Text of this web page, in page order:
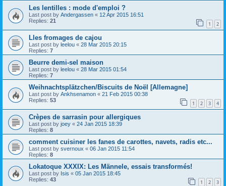
Les lentilles : mode d'emploi ?
Last post by Andergassen « 12 Apr 2015 16:51
Replies: 21 1 2
Lles fromages de cajou
Last post by leelou « 28 Mar 2015 20:15
Replies: 7
Beurre demi-sel maison
Last post by leelou « 28 Mar 2015 01:54
Replies: 7
Weihnachtsplätzchen/Biscuits de Noël [Allemagne]
Last post by Ankhsenamon « 21 Feb 2015 00:38
Replies: 53 1 2 3 4
Crèpes de sarrasin pour allergiques
Last post by joey « 24 Jan 2015 18:39
Replies: 8
comment cuisiner les fanes de carottes, navets, radis etc...
Last post by svernoux « 06 Jan 2015 11:54
Replies: 8
Lokatoque XXXIX: Les Männele, essais transformés!
Last post by Isis « 05 Jan 2015 18:45
Replies: 43 1 2 3